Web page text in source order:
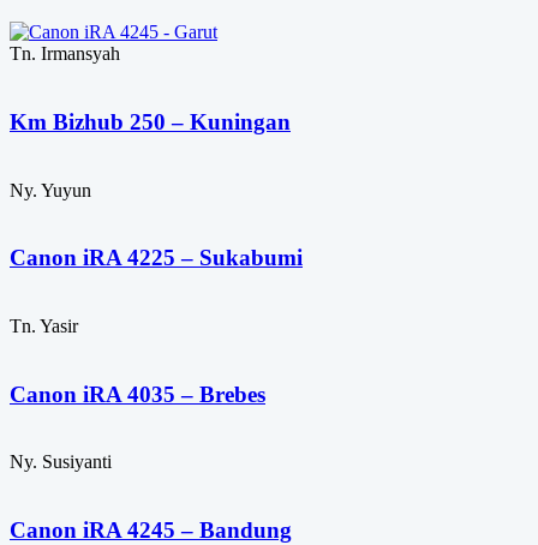
Tn. Irmansyah
Km Bizhub 250 – Kuningan
Ny. Yuyun
Canon iRA 4225 – Sukabumi
Tn. Yasir
Canon iRA 4035 – Brebes
Ny. Susiyanti
Canon iRA 4245 – Bandung